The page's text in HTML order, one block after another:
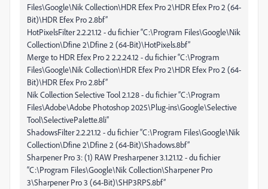
Files\Google\Nik Collection\HDR Efex Pro 2\HDR Efex Pro 2 (64-
Bit)\HDR Efex Pro 2.8bf”
HotPixelsFilter 2.2.21.12 - du fichier “C:\Program Files\Google\Nik
Collection\Dfine 2\Dfine 2 (64-Bit)\HotPixels.8bf”
Merge to HDR Efex Pro 2 2.2.24.12 - du fichier “C:\Program
Files\Google\Nik Collection\HDR Efex Pro 2\HDR Efex Pro 2 (64-
Bit)\HDR Efex Pro 2.8bf”
Nik Collection Selective Tool 2.1.28 - du fichier “C:\Program
Files\Adobe\Adobe Photoshop 2025\Plug-ins\Google\Selective
Tool\SelectivePalette.8li”
ShadowsFilter 2.2.21.12 - du fichier “C:\Program Files\Google\Nik
Collection\Dfine 2\Dfine 2 (64-Bit)\Shadows.8bf”
Sharpener Pro 3: (1) RAW Presharpener 3.1.21.12 - du fichier
“C:\Program Files\Google\Nik Collection\Sharpener Pro
3\Sharpener Pro 3 (64-Bit)\SHP3RPS.8bf”